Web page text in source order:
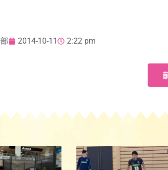
2014-10-11 2:22 pm